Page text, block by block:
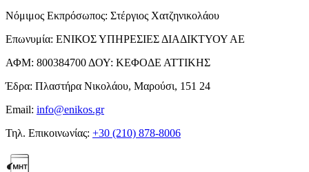
Νόμιμος Εκπρόσωπος: Στέργιος Χατζηνικολάου
Επωνυμία: ΕΝΙΚΟΣ ΥΠΗΡΕΣΙΕΣ ΔΙΑΔΙΚΤΥΟΥ ΑΕ
ΑΦΜ: 800384700 ΔΟΥ: ΚΕΦΟΔΕ ΑΤΤΙΚΗΣ
Έδρα: Πλαστήρα Νικολάου, Μαρούσι, 151 24
Email: info@enikos.gr
Τηλ. Επικοινωνίας: +30 (210) 878-8006